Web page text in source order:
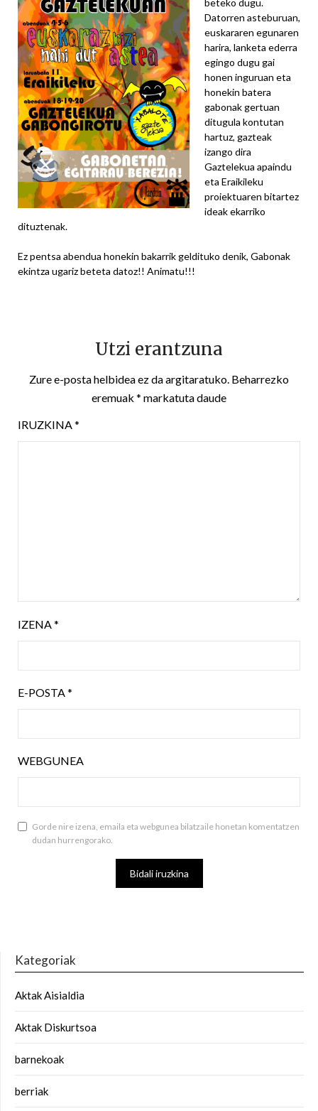
beteko dugu.
Datorren asteburuan,
euskararen egunaren
harira, lanketa ederra
egingo dugu gai
honen inguruan eta
honekin batera
gabonak gertuan
ditugula kontutan
hartuz, gazteak
izango dira
Gaztelekua apaindu
eta Eraikileku
proiektuaren bitartez
ideak ekarriko
dituztenak.
Ez pentsa abendua honekin bakarrik geldituko denik, Gabonak
ekintza ugariz beteta datoz!! Animatu!!!
Utzi erantzuna
Zure e-posta helbidea ez da argitaratuko. Beharrezko
eremuak * markatuta daude
IRUZKINA*
IZENA*
E-POSTA*
WEBGUNEA
Gorde nire izena, emaila eta webgunea bilatzaile honetan komentatzen
dudan hurrengorako.
Kategoriak
Aktak Aisialdia
Aktak Diskurtsoa
barnekoak
berriak